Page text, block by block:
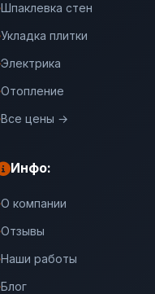
Шпаклевка стен
Укладка плитки
Электрика
Отопление
Все цены →
Инфо:
О компании
Отзывы
Наши работы
Блог